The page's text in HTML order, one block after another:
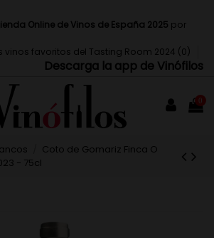
Online de Vinos de España 2025 por
vinos favoritos del Tasting Room 2024 (0 )
Descarga la app de Vinófilos
0
Coto de Gomariz Finca O
- 75cl